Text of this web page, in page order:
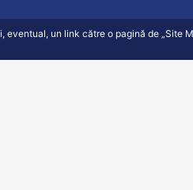
un link către o pagină de „Site